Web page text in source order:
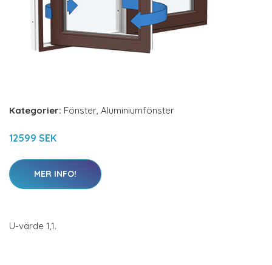
Kategorier: Fönster, Aluminiumfönster
12599 SEK
MER INFO!
U-värde 1,1.